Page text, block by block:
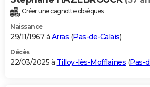
Carte de Noël
Carte Bonne année
Carte Saint-Valentin
Carte Pâques
Carte d'anniversaire
DICTIONNAIRE
Dictionnaire
Biographies
Citations
Expressions
Proverbes
PROGRAMME TV
S'inscrire
Se connecter
Lycées
Collèges
Primaires
Universités
Entreprises
Service militaire
Avis de recherche
AVIS DE DÉCÈS
Créer une cagnotte obsèques
Naissance
29/11/1967 à Arras (Pas-de-Calais)
Décès
22/03/2025 à Tilloy-lès-Mofflaines (Pas-